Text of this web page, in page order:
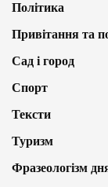
Політика
Привітання та
Сад і город
Спорт
Тексти
Туризм
Фразеологізм